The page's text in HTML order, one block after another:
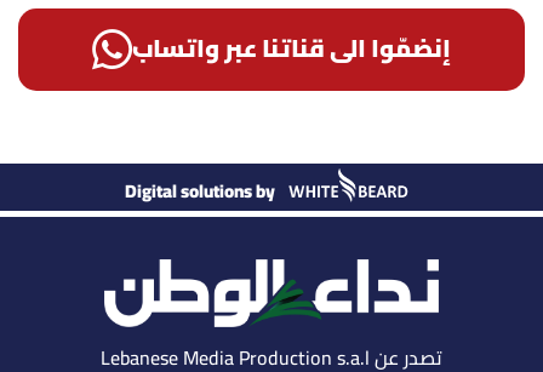
إنضمّوا الى قناتنا عبر واتساب
Digital solutions by
تصدر عن Lebanese Media Production s.a.l